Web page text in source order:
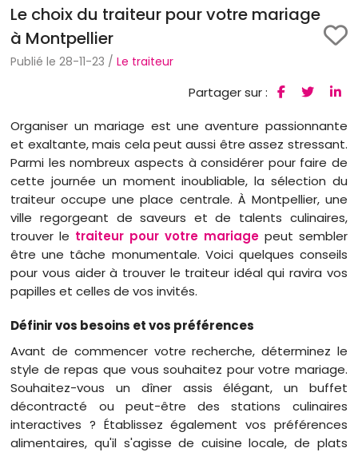
Le choix du traiteur pour votre mariage
à Montpellier
Publié le 28-11-23 /Le traiteur
Partager sur :
Organiser un mariage est une aventure passionnante
et exaltante, mais cela peut aussi être assez stressant.
Parmi les nombreux aspects à considérer pour faire de
cette journée un moment inoubliable, la sélection du
traiteur occupe une place centrale. À Montpellier, une
ville regorgeant de saveurs et de talents culinaires,
trouver le traiteur pour votre mariagepeut sembler
être une tâche monumentale. Voici quelques conseils
pour vous aider à trouver le traiteur idéal qui ravira vos
papilles et celles de vos invités.
Définir vos besoins et vos préférences
Avant de commencer votre recherche, déterminez le
style de repas que vous souhaitez pour votre mariage.
Souhaitez-vous un dîner assis élégant, un buffet
décontracté ou peut-être des stations culinaires
interactives ? Établissez également vos préférences
alimentaires, qu'il s'agisse de cuisine locale, de plats